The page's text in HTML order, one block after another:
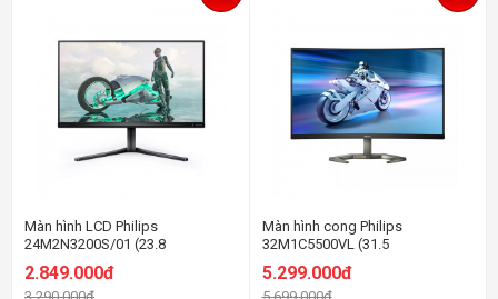
Màn hình LCD Philips
24M2N3200S/01 (23.8
inh/FHD/IPS/180Hz/1ms/Loa)
2.849.000đ
Màn hình cong Philips
32M1C5500VL (31.5
inh/QHD/VA/165Hz/1ms)
5.299.000đ